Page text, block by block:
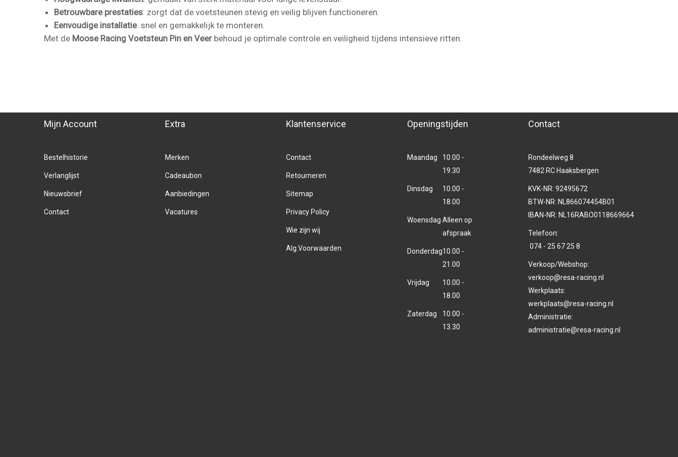
Betrouwbare prestaties: zorgt dat de voetsteunen stevig en veilig blijven functioneren.
Eenvoudige installatie: snel en gemakkelijk te monteren.
Met de Moose Racing Voetsteun Pin en Veer behoud je optimale controle en veiligheid tijdens intensieve ritten.
Mijn Account
Bestelhistorie
Verlanglijst
Nieuwsbrief
Contact
Extra
Merken
Cadeaubon
Aanbiedingen
Vacatures
Klantenservice
Contact
Retourneren
Sitemap
Privacy Policy
Wie zijn wij
Alg.Voorwaarden
Openingstijden
Maandag
10.00 -
19.30
Dinsdag
10.00 -
18.00
Woensdag Alleen op
afspraak
Donderdag10.00 -
21.00
Vrijdag
10.00 -
18.00
Zaterdag
10.00 -
13.30
Contact
Rondeelweg 8
7482 RC Haaksbergen
KVK-NR: 92495672
BTW-NR: NL866074454B01
IBAN-NR: NL16RABO0118669664
Telefoon:
074 - 25 67 25 8
Verkoop/Webshop:
verkoop@resa-racing.nl
Werkplaats:
werkplaats@resa-racing.nl
Administratie:
administratie@resa-racing.nl